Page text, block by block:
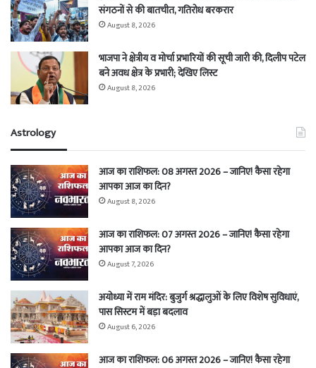
संगठनों से की बातचीत, गतिरोध बरकरार
August 8, 2026
भाजपा ने क्षेत्रीय व मोर्चा प्रभारियों की सूची जारी की, दिलीप पटेल
बने अवध क्षेत्र के प्रभारी; देखिए लिस्ट
August 8, 2026
Astrology
आज का राशिफल: 08 अगस्त 2026 – जानिए! कैसा रहेगा
आपका आज का दिन?
August 8, 2026
आज का राशिफल: 07 अगस्त 2026 – जानिए! कैसा रहेगा
आपका आज का दिन?
August 7, 2026
अयोध्या में राम मंदिर: बुजुर्ग श्रद्धालुओं के लिए विशेष सुविधाएं,
पास सिस्टम में बड़ा बदलाव
August 6, 2026
आज का राशिफल: 06 अगस्त 2026 – जानिए! कैसा रहेगा